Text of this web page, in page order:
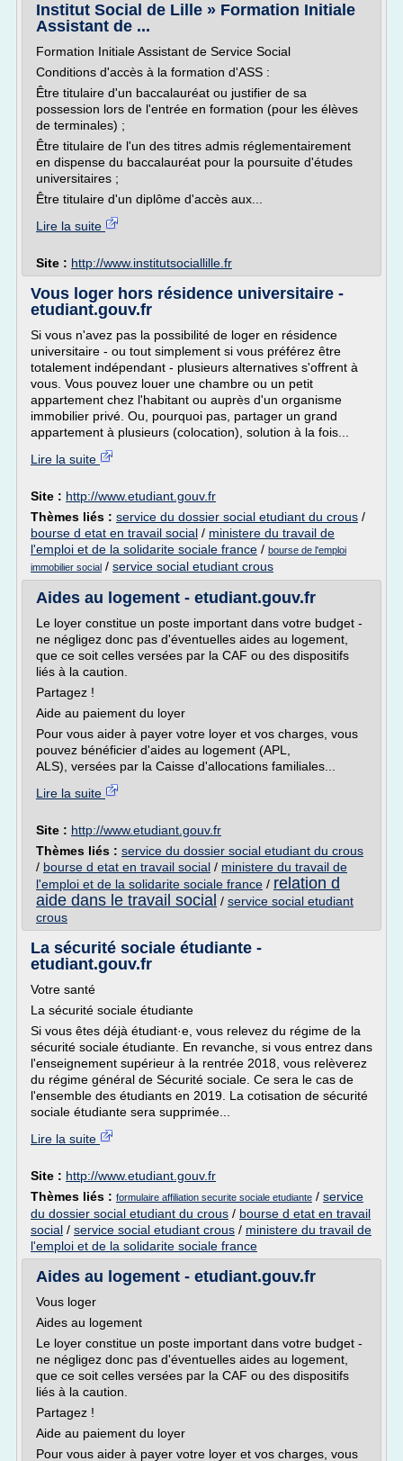
Institut Social de Lille » Formation Initiale
Assistant de ...
Formation Initiale Assistant de Service Social
Conditions d'accès à la formation d'ASS :
Être titulaire d'un baccalauréat ou justifier de sa
possession lors de l'entrée en formation (pour les élèves
de terminales) ;
Être titulaire de l'un des titres admis réglementairement
en dispense du baccalauréat pour la poursuite d'études
universitaires ;
Être titulaire d'un diplôme d'accès aux...
Lire la suite
Site : http://www.institutsociallille.fr
Vous loger hors résidence universitaire -
etudiant.gouv.fr
Si vous n'avez pas la possibilité de loger en résidence
universitaire - ou tout simplement si vous préférez être
totalement indépendant - plusieurs alternatives s'offrent à
vous. Vous pouvez louer une chambre ou un petit
appartement chez l'habitant ou auprès d'un organisme
immobilier privé. Ou, pourquoi pas, partager un grand
appartement à plusieurs (colocation), solution à la fois...
Lire la suite
Site : http://www.etudiant.gouv.fr
Thèmes liés : service du dossier social etudiant du crous /
bourse d etat en travail social / ministere du travail de
l'emploi et de la solidarite sociale france / bourse de l'emploi
immobilier social / service social etudiant crous
Aides au logement - etudiant.gouv.fr
Le loyer constitue un poste important dans votre budget -
ne négligez donc pas d'éventuelles aides au logement,
que ce soit celles versées par la CAF ou des dispositifs
liés à la caution.
Partagez !
Aide au paiement du loyer
Pour vous aider à payer votre loyer et vos charges, vous
pouvez bénéficier d'aides au logement (APL,
ALS), versées par la Caisse d'allocations familiales...
Lire la suite
Site : http://www.etudiant.gouv.fr
Thèmes liés : service du dossier social etudiant du crous
/ bourse d etat en travail social / ministere du travail de
l'emploi et de la solidarite sociale france / relation d
aide dans le travail social / service social etudiant
crous
La sécurité sociale étudiante -
etudiant.gouv.fr
Votre santé
La sécurité sociale étudiante
Si vous êtes déjà étudiant·e, vous relevez du régime de la
sécurité sociale étudiante. En revanche, si vous entrez dans
l'enseignement supérieur à la rentrée 2018, vous relèverez
du régime général de Sécurité sociale. Ce sera le cas de
l'ensemble des étudiants en 2019. La cotisation de sécurité
sociale étudiante sera supprimée...
Lire la suite
Site : http://www.etudiant.gouv.fr
Thèmes liés : formulaire affiliation securite sociale etudiante / service
du dossier social etudiant du crous / bourse d etat en travail
social / service social etudiant crous / ministere du travail de
l'emploi et de la solidarite sociale france
Aides au logement - etudiant.gouv.fr
Vous loger
Aides au logement
Le loyer constitue un poste important dans votre budget -
ne négligez donc pas d'éventuelles aides au logement,
que ce soit celles versées par la CAF ou des dispositifs
liés à la caution.
Partagez !
Aide au paiement du loyer
Pour vous aider à payer votre loyer et vos charges, vous